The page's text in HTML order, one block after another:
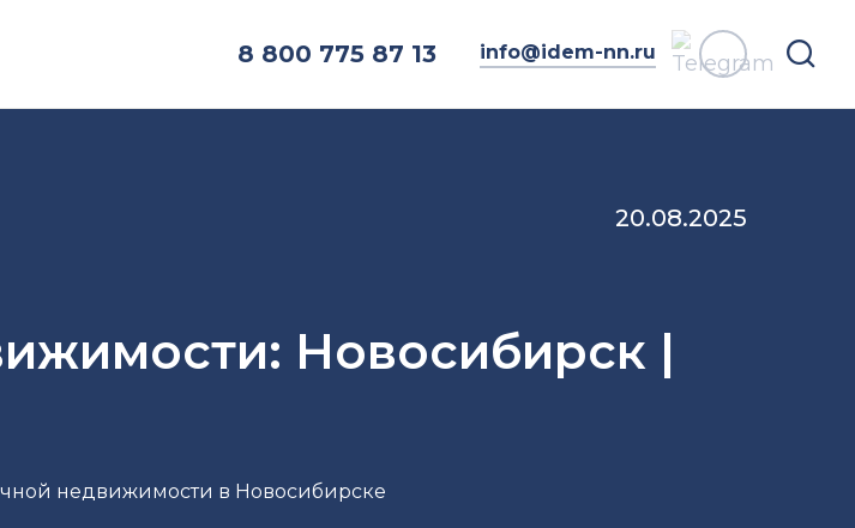
8 800 775 87 13 info@idem-nn.ru
20.08.2025
Новосибирск |
недвижимости в Новосибирске